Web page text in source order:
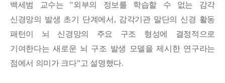
백세범 교수는 "외부의 정보를 학습할 수 없는 감각
신경망의 발생 초기 단계에서 , 감각기관 말단의 신경 활동
패턴이 뇌 신경망의 주요 구조 형성에 결정적으로
기여한다는 새로운 뇌 구조 발생 모델을 제시한 연구라는
점에서 의미가 크다ˮ고 설명했다.